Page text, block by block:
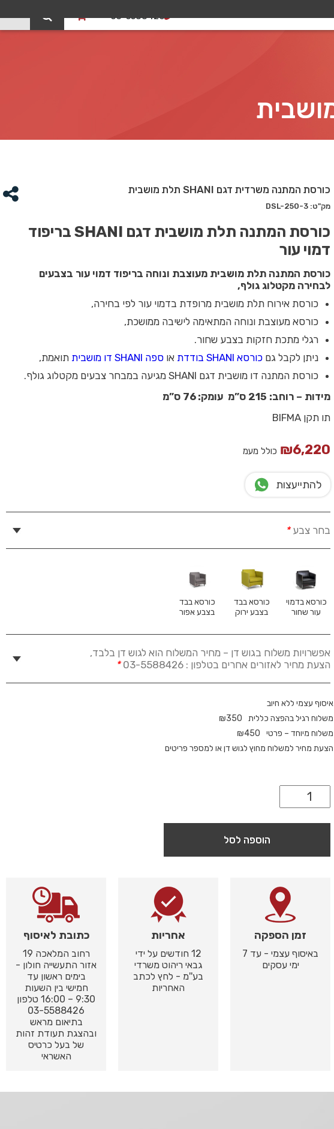
03-5588426
כורסת המתנה משרדית דגם SHANI תלת מושבית
מק"ט: DSL-250-3
כורסת המתנה תלת מושבית דגם SHANI בריפוד
דמוי עור
כורסת המתנה תלת מושבית מעוצבת ונוחה בריפוד דמוי עור בצבעים
לבחירה מקטלוג גולף,
כורסת אירוח תלת מושבית מרופדת בדמוי עור לפי בחירה,
כורסא מעוצבת ונוחה המתאימה לישיבה ממושכת,
רגלי מתכת חזקות בצבע שחור.
ניתן לקבל גם כורסא SHANI בודדת או ספה SHANI דו מושבית
תואמת,
כורסת המתנה דו מושבית דגם SHANI מגיעה במבחר צבעים מקטלוג גולף.
מידות – רוחב: 215 ס”מ עומק: 76 ס”מ
תו תקן BIFMA
₪6,220 כולל מעמ
להתייעצות
בחר צבע*
כורסא בדמוי
עור שחור
כורסא בבד
בצבע ירוק
כורסא בבד
בצבע אפור
אפשרויות משלוח בגוש דן – מחיר המשלוח הוא לגוש דן בלבד,
הצעת מחיר לאזורים אחרים בטלפון : 03-5588426
*
איסוף עצמי ללא חיוב
משלוח רגיל בהפצה כללית
₪350
משלוח מיוחד – פרטי
₪450
הצעת מחיר למשלוח מחוץ לגוש דן או למספר פריטים
הוספה לסל
זמן הספקה
באיסוף עצמי - עד 7
ימי עסקים
אחריות
12 חודשים על ידי
גבאי ריהוט משרדי
בע''מ - לחץ לכתב
האחריות
כתובת לאיסוף
רחוב המלאכה 19
אזור התעשייה חולון -
בימים ראשון עד
חמישי בין השעות
9:30 – 16:00 טלפון
03-5588426
בתיאום מראש
ובהצגת תעודת זהות
של בעל כרטיס
האשראי